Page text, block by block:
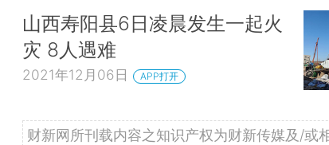
山西寿阳县6日凌晨发生一起火
灾 8人遇难
2021年12月06日 APP打开
财新网所刊载内容之知识产权为财新传媒及/或